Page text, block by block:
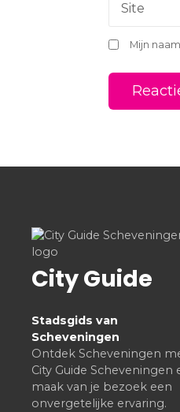
e
Site
Mijn
City Guide
Stadsgids van
Scheveningen
Ontdek Scheveningen
City Guide Scheveningen
maak van je bezoek een
onvergetelijke ervaring.